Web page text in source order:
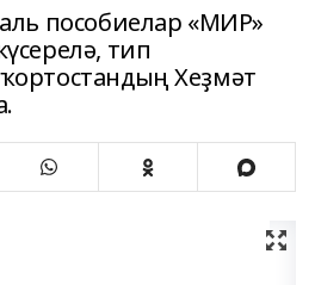
пособиелар «МИР»
тип
Хеҙмәт